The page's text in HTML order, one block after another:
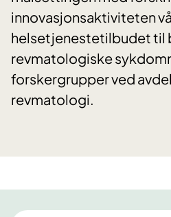
innovasjonsaktiviteten
helsetjenestetilbudet til
revmatologiske
forskergrupper ved
revmatologi.